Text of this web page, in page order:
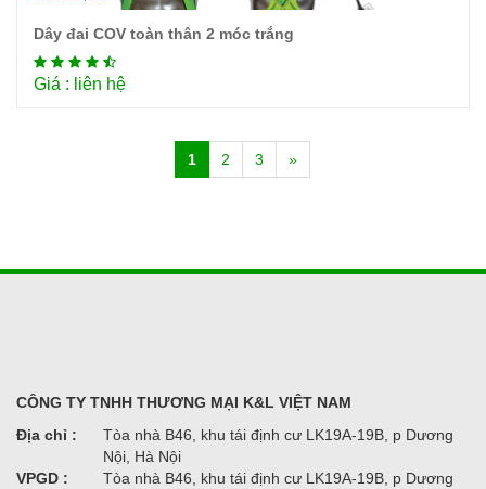
Chi tiết
Dây đai COV toàn thân 2 móc trắng
Giá : liên hệ
1 2 3 »
CÔNG TY TNHH THƯƠNG MẠI K&L VIỆT NAM
Địa chỉ :
Tòa nhà B46, khu tái định cư LK19A-19B, p Dương
Nội, Hà Nội
VPGD :
Tòa nhà B46, khu tái định cư LK19A-19B, p Dương